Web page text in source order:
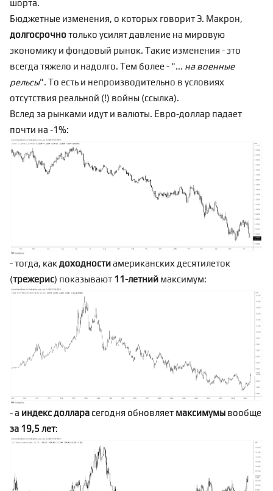
шорта.
Бюджетные изменения, о которых говорит Э. Макрон,
долгосрочнотолько усилят давление на мировую
экономику и фондовый рынок. Такие изменения - это
всегда тяжело и надолго. Тем более - "... на военные
рельсы". То есть и непроизводительно в условиях
отсутствия реальной (!) войны (ссылка).
Вслед за рынками идут и валюты. Евро-доллар падает
почти на -1%:
- тогда, как доходностиамериканских десятилеток
(трежерис) показывают 11-летний максимум:
- а индекс доллара сегодня обновляет максимумы вообще
за 19,5 лет: